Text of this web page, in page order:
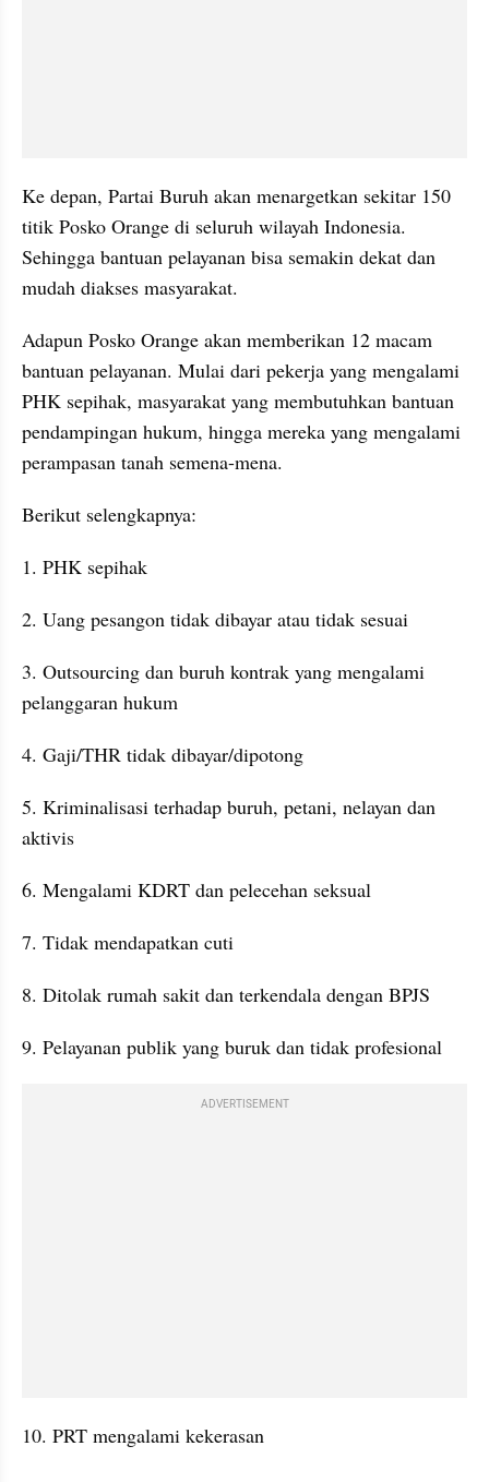
Ke depan, Partai Buruh akan menargetkan sekitar 150
titik Posko Orange di seluruh wilayah Indonesia.
Sehingga bantuan pelayanan bisa semakin dekat dan
mudah diakses masyarakat.
Adapun Posko Orange akan memberikan 12 macam
bantuan pelayanan. Mulai dari pekerja yang mengalami
PHK sepihak, masyarakat yang membutuhkan bantuan
pendampingan hukum, hingga mereka yang mengalami
perampasan tanah semena-mena.
Berikut selengkapnya:
1. PHK sepihak
2. Uang pesangon tidak dibayar atau tidak sesuai
3. Outsourcing dan buruh kontrak yang mengalami
pelanggaran hukum
4. Gaji/THR tidak dibayar/dipotong
5. Kriminalisasi terhadap buruh, petani, nelayan dan
aktivis
6. Mengalami KDRT dan pelecehan seksual
7. Tidak mendapatkan cuti
8. Ditolak rumah sakit dan terkendala dengan BPJS
9. Pelayanan publik yang buruk dan tidak profesional
ADVERTISEMENT
10. PRT mengalami kekerasan